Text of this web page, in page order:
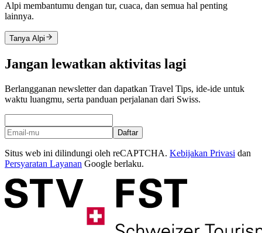
Alpi membantumu dengan tur, cuaca, dan semua hal penting
lainnya.
Tanya Alpi
Jangan lewatkan aktivitas lagi
Berlangganan newsletter dan dapatkan Travel Tips, ide-ide untuk
waktu luangmu, serta panduan perjalanan dari Swiss.
Daftar
Situs web ini dilindungi oleh reCAPTCHA. Kebijakan Privasi dan
Persyaratan Layanan Google berlaku.